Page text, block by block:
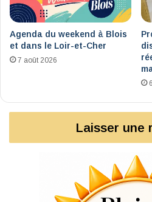
Agenda du weekend à Blois
et dans le Loir-et-Cher
7 août 2026
Laisser une